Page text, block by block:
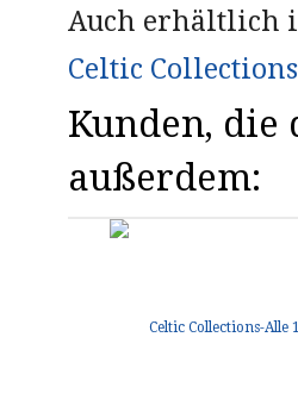
Auch erhältlich
Celtic Collections
Kunden, die
außerdem: